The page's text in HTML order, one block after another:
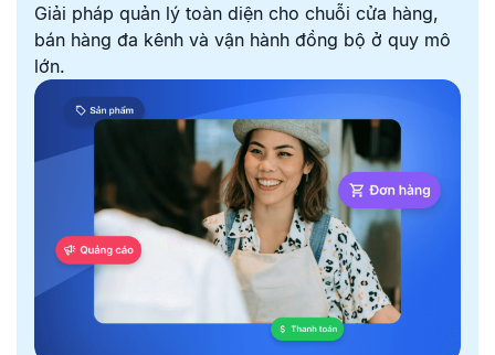
Giải pháp quản lý toàn diện cho chuỗi cửa hàng,
bán hàng đa kênh và vận hành đồng bộ ở quy mô
lớn.